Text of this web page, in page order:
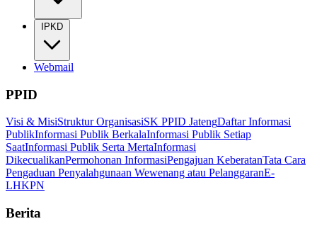
IPKD
Webmail
PPID
Visi & MisiStruktur OrganisasiSK PPID JatengDaftar Informasi
PublikInformasi Publik BerkalaInformasi Publik Setiap
SaatInformasi Publik Serta MertaInformasi
DikecualikanPermohonan InformasiPengajuan KeberatanTata Cara
Pengaduan Penyalahgunaan Wewenang atau PelanggaranE-
LHKPN
Berita